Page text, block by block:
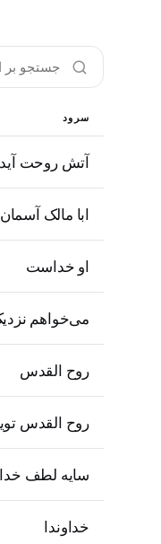
سرود
آتش روحت آید
ابا مالک آسمان
او خداست
می‌خواهم
روح القدس
روح القدس
سایه لطف خدا
خداوندا